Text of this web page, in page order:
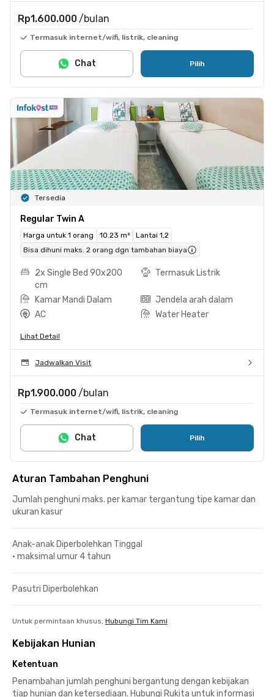
Rp1.600.000 /bulan
Termasuk internet/wifi, listrik, cleaning
Pilih
Chat
Tersedia
Regular Twin A
Harga untuk 1 orang 10.23 m²
Lantai 1,2
Bisa dihuni maks. 2 orang dgn tambahan biaya
2x Single Bed 90x200
cm
Termasuk Listrik
Kamar Mandi Dalam
Jendela arah dalam
AC
Water Heater
Lihat Detail
Jadwalkan Visit
Rp1.900.000 /bulan
Termasuk internet/wifi, listrik, cleaning
Pilih
Chat
Aturan Tambahan Penghuni
Jumlah penghuni maks. per kamar tergantung tipe kamar dan
ukuran kasur
Anak-anak Diperbolehkan Tinggal
• maksimal umur 4 tahun
Pasutri Diperbolehkan
Untuk permintaan khusus, Hubungi Tim Kami
Kebijakan Hunian
Ketentuan
Penambahan jumlah penghuni bergantung dengan kebijakan
tiap hunian dan ketersediaan. Hubungi Rukita untuk informasi